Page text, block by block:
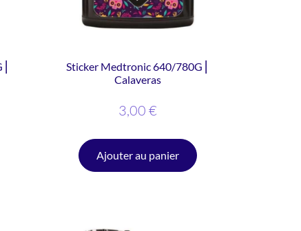
Sticker Medtronic 640/780G ⎜
Calaveras
3,00 €
Ajouter au panier